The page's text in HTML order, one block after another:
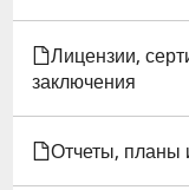
ИНВАЛИДОВ
ЛИЦ
Лицензии,
заключения
Отчеты, планы